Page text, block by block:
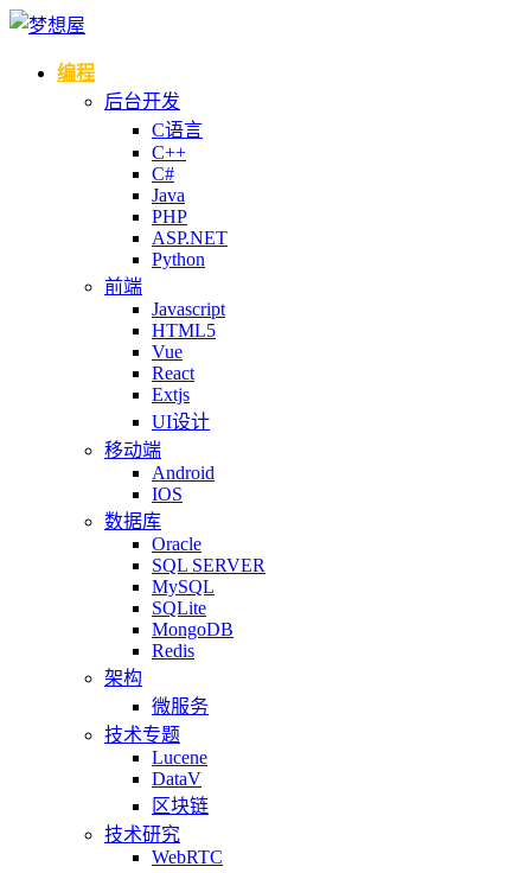
编程
后台开发
C语言
C++
C#
Java
PHP
ASP.NET
Python
前端
Javascript
HTML5
Vue
React
Extjs
UI设计
移动端
Android
IOS
数据库
Oracle
SQL SERVER
MySQL
SQLite
MongoDB
Redis
架构
微服务
技术专题
Lucene
DataV
区块链
技术研究
WebRTC